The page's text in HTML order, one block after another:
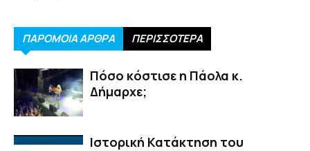
ΠΑΡΟΜΟΙΑ ΑΡΘΡΑ ΠΕΡΙΣΣΟΤΕΡΑ
Πόσο κόστισε η Πάολα κ.
Δήμαρχε;
Ιστορική Κατάκτηση του